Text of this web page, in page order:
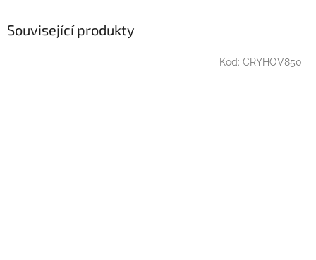
Související produkty
Kód: CRYHOV850